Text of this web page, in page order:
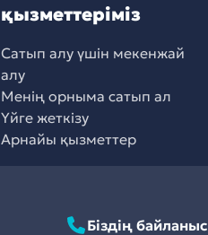
қызметтеріміз
Сатып алу үшін мекенжай
алу
Менің орныма сатып ал
Үйге жеткізу
Арнайы қызметтер
Біздің байланыс